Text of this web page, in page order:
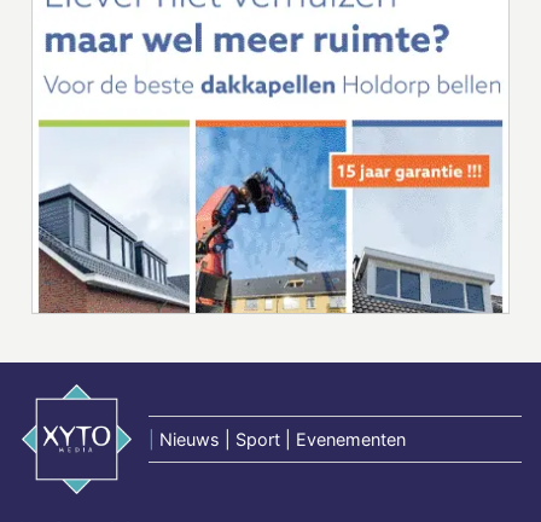
Nieuws | Sport | Evenementen